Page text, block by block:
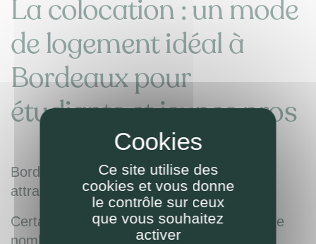
La colocation : un mode
de logement idéal à
Bordeaux pour
étudiants et jeunes pros
Bordeaux est classée 6ème ville la plus
attractive de France pour la colocation.
Certains quartiers de Bordeaux, proches de
nombreux établissements d'enseignement
Ce site utilise des
cookies et vous donne
le contrôle sur ceux
que vous souhaitez
activer